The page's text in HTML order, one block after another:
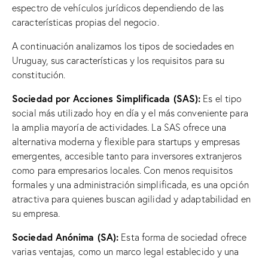
espectro de vehículos jurídicos dependiendo de las
características propias del negocio.
A continuación analizamos los tipos de sociedades en
Uruguay, sus características y los requisitos para su
constitución.
Sociedad por Acciones Simplificada (SAS): Es el tipo
social más utilizado hoy en día y el más conveniente para
la amplia mayoría de actividades. La SAS ofrece una
alternativa moderna y flexible para startups y empresas
emergentes, accesible tanto para inversores extranjeros
como para empresarios locales. Con menos requisitos
formales y una administración simplificada, es una opción
atractiva para quienes buscan agilidad y adaptabilidad en
su empresa.
Sociedad Anónima (SA): Esta forma de sociedad ofrece
varias ventajas, como un marco legal establecido y una